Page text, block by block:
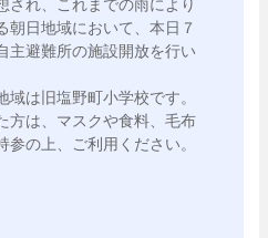
され、これまでの雨により
朝日地域において、本日７
主避難所の施設開放を行い
域は旧塩野町小学校です。
方は、マスクや食料、毛布
の上、ご利用ください。